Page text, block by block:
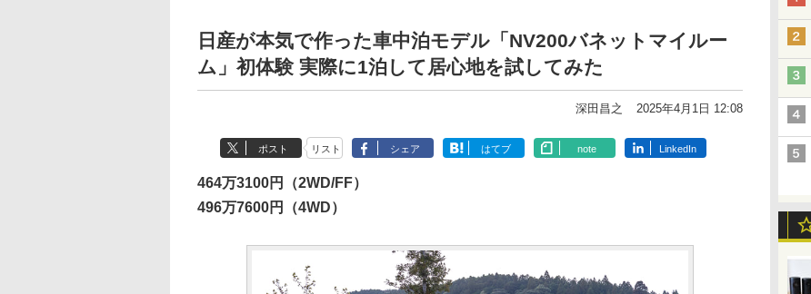
日産が本気で作った車中泊モデル「NV200バネットマイルー
ム」初体験 実際に1泊して居心地を試してみた
深田昌之 2025年4月1日 12:08
ポスト リスト シェア はてブ note LinkedIn
464万3100円（2WD/FF）
496万7600円（4WD）